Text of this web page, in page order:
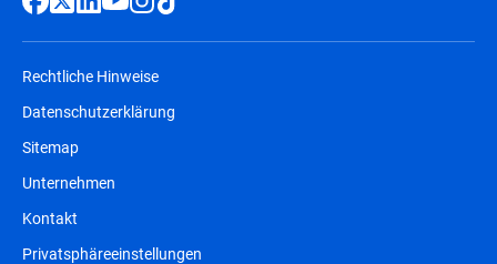
Rechtliche Hinweise
Datenschutzerklärung
Sitemap
Unternehmen
Kontakt
Privatsphäreeinstellungen